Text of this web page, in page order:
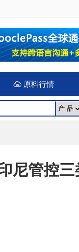
原料行情
尼管控